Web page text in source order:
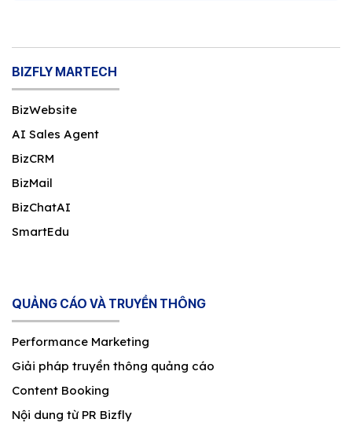
BIZFLY MARTECH
BizWebsite
AI Sales Agent
BizCRM
BizMail
BizChatAI
SmartEdu
QUẢNG CÁO VÀ TRUYỀN THÔNG
Performance Marketing
Giải pháp truyền thông quảng cáo
Content Booking
Nội dung từ PR Bizfly